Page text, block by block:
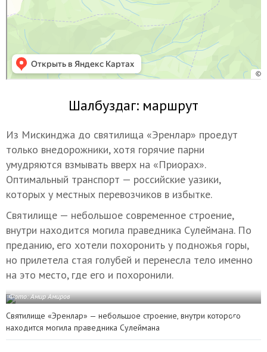
Шалбуздаг: маршрут
Из Мискинджа до святилища «Эренлар» проедут
только внедорожники, хотя горячие парни
умудряются взмывать вверх на «Приорах».
Оптимальный транспорт — российские уазики,
которых у местных перевозчиков в избытке.
Святилище — небольшое современное строение,
внутри находится могила праведника Сулеймана. По
преданию, его хотели похоронить у подножья горы,
но прилетела стая голубей и перенесла тело именно
на это место, где его и похоронили.
Фото: Амир Амиров
Святилище «Эренлар» — небольшое строение, внутри которого
находится могила праведника Сулеймана